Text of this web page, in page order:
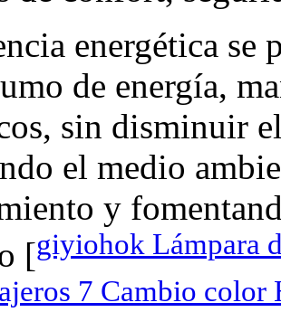
energética se
de energía,
sin disminuir
el medio
y
[giyiohok Lámpara
7 Cambio